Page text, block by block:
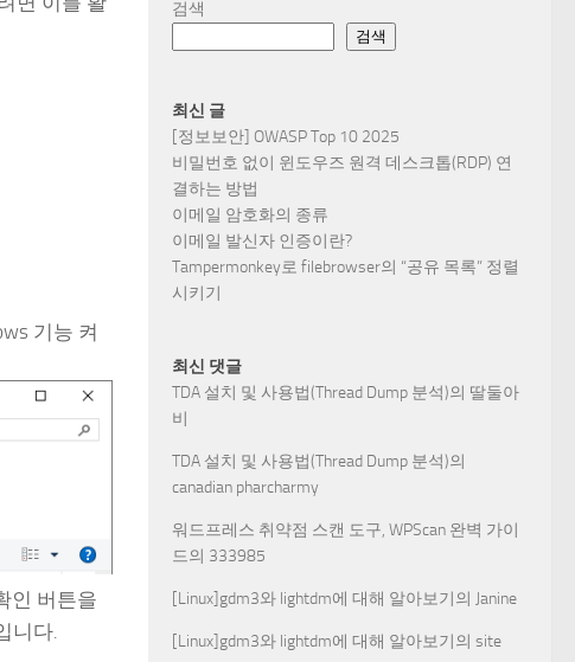
기능 켜
인 버튼을
니다.
검색
검색
최신 글
[정보보안] OWASP Top 10 2025
비밀번호 없이 윈도우즈 원격 데스크톱(RDP) 연
결하는 방법
이메일 암호화의 종류
이메일 발신자 인증이란?
Tampermonkey로 filebrowser의 “공유 목록” 정렬
시키기
최신 댓글
TDA 설치 및 사용법(Thread Dump 분석)의 딸둘아
비
TDA 설치 및 사용법(Thread Dump 분석)의
canadian pharcharmy
워드프레스 취약점 스캔 도구, WPScan 완벽 가이
드의 333985
[Linux]gdm3와 lightdm에 대해 알아보기의 Janine
[Linux]gdm3와 lightdm에 대해 알아보기의 site